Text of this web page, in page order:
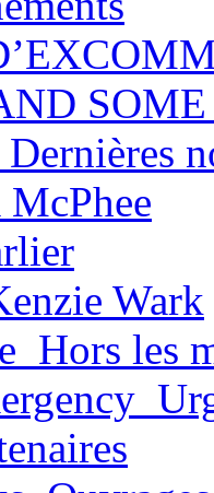
Wark
les